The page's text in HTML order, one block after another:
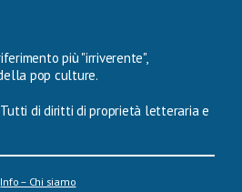
più "irriverente",
pop culture.
Tutti di diritti di proprietà letteraria e
Info – Chi siamo